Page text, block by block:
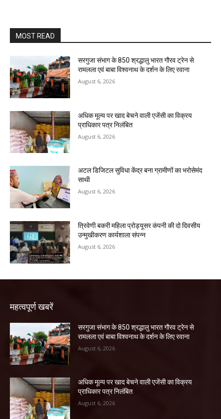
MOST READ
सरगुजा संभाग के 850 श्रद्धालु भारत गौरव ट्रेन से
रामलला एवं बाबा विश्वनाथ के दर्शन के लिए रवाना
August 6, 2026
अधिक मूल्य पर खाद बेचने वाली एजेंसी का विक्रय
प्राधिकार पत्र निलंबित
August 6, 2026
अटल डिजिटल सुविधा केंद्र बना ग्रामीणों का भरोसेमंद
साथी
August 6, 2026
त्रिवेणी बकरी महिला प्रोड्यूसर कंपनी की दो दिवसीय
उन्मुखीकरण कार्यशाला संपन्न
August 6, 2026
महत्वपूर्ण खबरें
सरगुजा संभाग के 850 श्रद्धालु भारत गौरव ट्रेन से
रामलला एवं बाबा विश्वनाथ के दर्शन के लिए रवाना
August 6, 2026
अधिक मूल्य पर खाद बेचने वाली एजेंसी का विक्रय
प्राधिकार पत्र निलंबित
August 6, 2026